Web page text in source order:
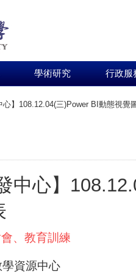
學術研究 行政服
心】108.12.04(三)Power BI動態視覺
中心】
、教育訓練
資源中心